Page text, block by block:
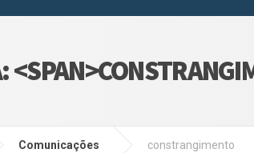
Comunicações constrangimento